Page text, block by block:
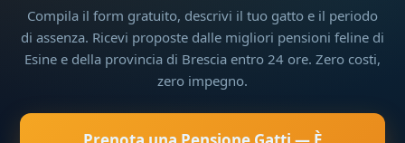
Compila il form gratuito, descrivi il tuo gatto e il periodo
di assenza. Ricevi proposte dalle migliori pensioni feline di
Esine e della provincia di Brescia entro 24 ore. Zero costi,
zero impegno.